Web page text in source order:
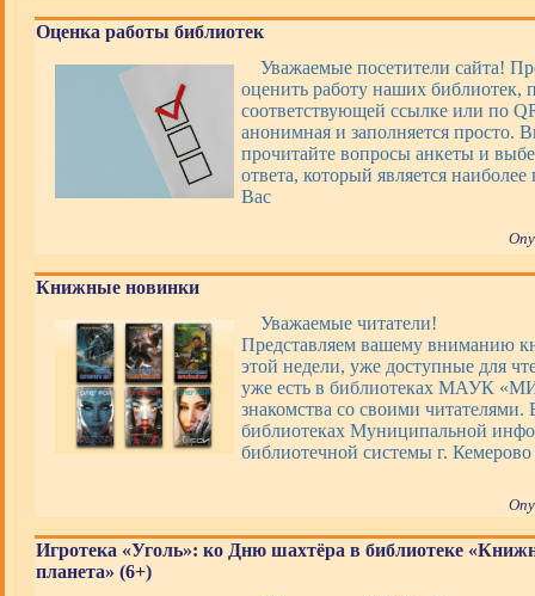
Оценка работы библиотек
Уважаемые посетители сайта!
оценить работу наших библиотек,
соответствующей ссылке или по
анонимная и заполняется просто.
прочитайте вопросы анкеты и
ответа, который является
Вас
Книжные новинки
Уважаемые читатели!
Представляем вашему вниманию
этой недели, уже доступные для
уже есть в библиотеках МАУК
знакомства со своими читателями.
библиотеках Муниципальной
библиотечной системы г. Кемерово
Игротека «Уголь»: ко Дню шахтёра в библиотеке
планета» (6+)